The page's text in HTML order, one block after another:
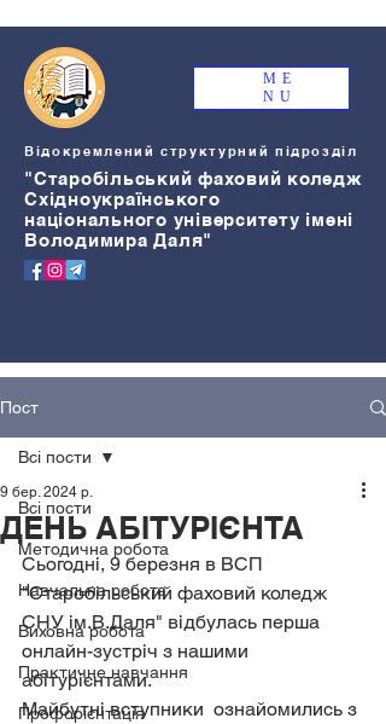
ME
NU
Відокремлений структурний підрозділ
"Старобільський фаховий коледж
Східноукраїнського
національного університету імені
Володимира Даля"
Пост
Всі пости
Методична робота
Навчальна робота
Виховна робота
Практичне навчання
Профорієнтація
Всі пости
ДЕНЬ АБІТУРІЄНТА
9 бер. 2024 р.
Сьогодні, 9 березня в ВСП
"Старобільський фаховий коледж
СНУ ім.В.Даля" відбулась перша
онлайн-зустріч з нашими
абітурієнтами.
Майбутні вступники  ознайомились з